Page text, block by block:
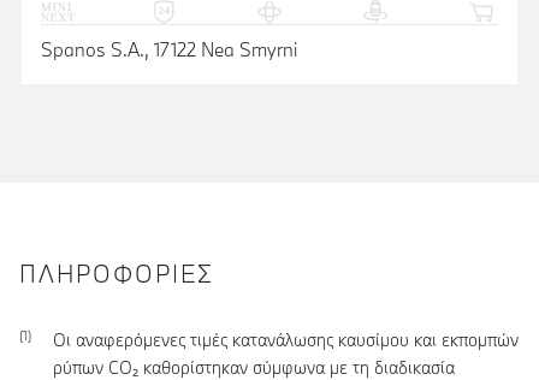
Spanos S.A., 17122 Nea Smyrni
ΠΛΗΡΟΦΟΡΊΕΣ
Οι αναφερόμενες τιμές κατανάλωσης καυσίμου και εκπομπών
ρύπων CO₂ καθορίστηκαν σύμφωνα με τη διαδικασία